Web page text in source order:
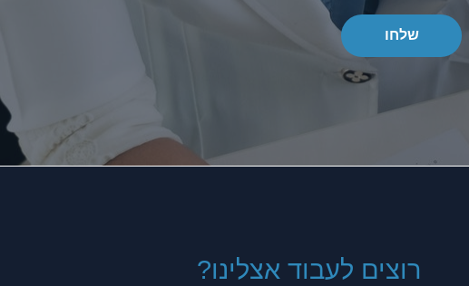
שלחו
רוצים לעבוד אצלינו?